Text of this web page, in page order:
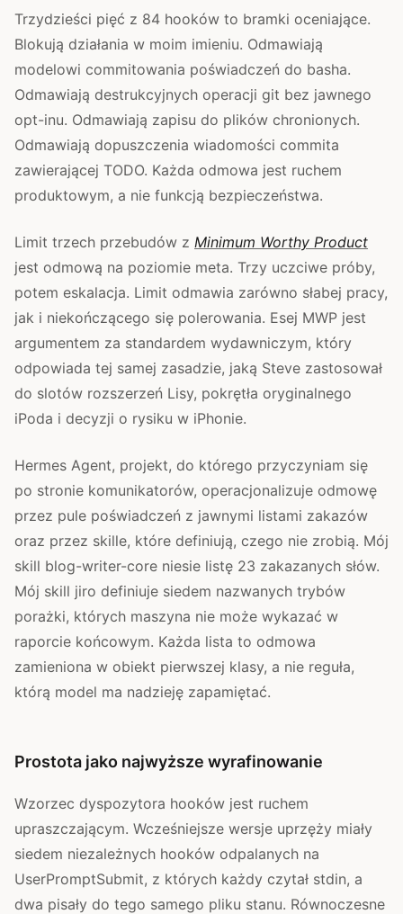
Trzydzieści pięć z 84 hooków to bramki oceniające.
Blokują działania w moim imieniu. Odmawiają
modelowi commitowania poświadczeń do basha.
Odmawiają destrukcyjnych operacji git bez jawnego
opt-inu. Odmawiają zapisu do plików chronionych.
Odmawiają dopuszczenia wiadomości commita
zawierającej TODO. Każda odmowa jest ruchem
produktowym, a nie funkcją bezpieczeństwa.
Limit trzech przebudów z Minimum Worthy Product
jest odmową na poziomie meta. Trzy uczciwe próby,
potem eskalacja. Limit odmawia zarówno słabej pracy,
jak i niekończącego się polerowania. Esej MWP jest
argumentem za standardem wydawniczym, który
odpowiada tej samej zasadzie, jaką Steve zastosował
do slotów rozszerzeń Lisy, pokrętła oryginalnego
iPoda i decyzji o rysiku w iPhonie.
Hermes Agent, projekt, do którego przyczyniam się
po stronie komunikatorów, operacjonalizuje odmowę
przez pule poświadczeń z jawnymi listami zakazów
oraz przez skille, które definiują, czego nie zrobią. Mój
skill blog-writer-core niesie listę 23 zakazanych słów.
Mój skill jiro definiuje siedem nazwanych trybów
porażki, których maszyna nie może wykazać w
raporcie końcowym. Każda lista to odmowa
zamieniona w obiekt pierwszej klasy, a nie reguła,
którą model ma nadzieję zapamiętać.
Prostota jako najwyższe wyrafinowanie
Wzorzec dyspozytora hooków jest ruchem
upraszczającym. Wcześniejsze wersje uprzęży miały
siedem niezależnych hooków odpalanych na
UserPromptSubmit, z których każdy czytał stdin, a
dwa pisały do tego samego pliku stanu. Równoczesne